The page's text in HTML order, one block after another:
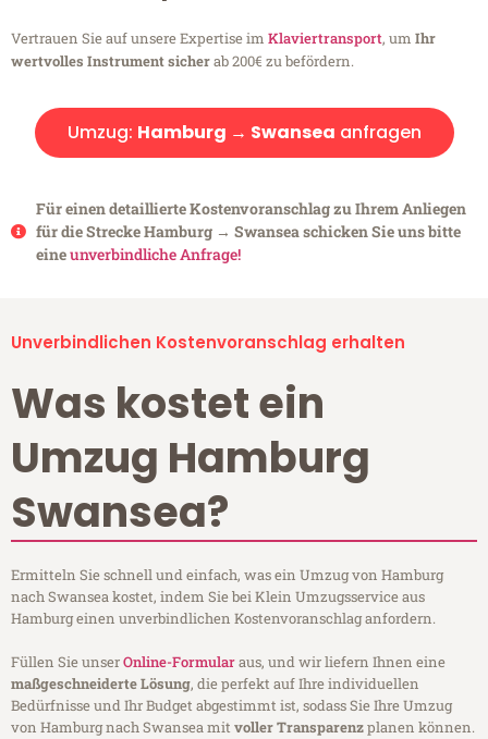
Vertrauen Sie auf unsere Expertise im Klaviertransport, um Ihr
wertvolles Instrument sicherab 200€ zu befördern.
Umzug: Hamburg → Swansea anfragen
Für einen detaillierte Kostenvoranschlag zu Ihrem Anliegen
für die Strecke Hamburg → Swansea schicken Sie uns bitte
eineunverbindliche Anfrage!
Unverbindlichen Kostenvoranschlag erhalten
Was kostet ein
Umzug Hamburg
Swansea?
Ermitteln Sie schnell und einfach, was ein Umzug von Hamburg
nach Swansea kostet, indem Sie bei Klein Umzugsservice aus
Hamburg einen unverbindlichen Kostenvoranschlag anfordern.
Füllen Sie unserOnline-Formularaus, und wir liefern Ihnen eine
maßgeschneiderte Lösung, die perfekt auf Ihre individuellen
Bedürfnisse und Ihr Budget abgestimmt ist, sodass Sie Ihre Umzug
von Hamburg nach Swansea mitvoller Transparenzplanen können.